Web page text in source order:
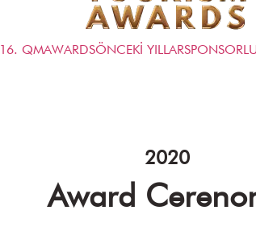
16. QMAWARDSÖNCEKİ YILLAR
2020
Award